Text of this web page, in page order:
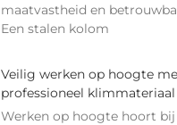
maatvastheid en
Een stalen kolom
Veilig werken op hoogte
professioneel klimmateriaal
Werken op hoogte hoort bij